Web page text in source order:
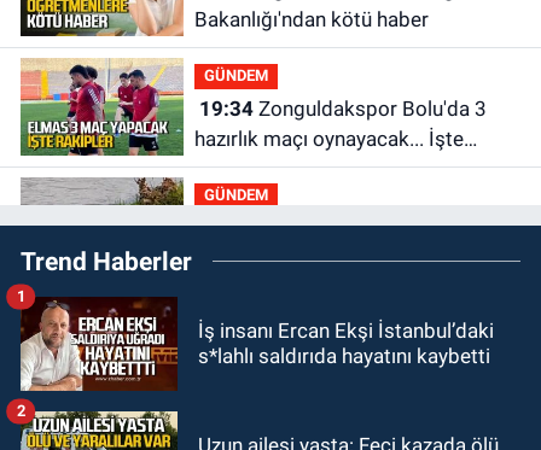
Bakanlığı'ndan kötü haber
GÜNDEM
19:34Zonguldakspor Bolu'da 3
hazırlık maçı oynayacak... İşte
rakipler...
GÜNDEM
19:27Çaycuma ırmağında görüldü:
Görenler şaşkınlık yaşadı
19:12TMO kabuklu fındık alım
Trend Haberler
İş insanı Ercan Ekşi İstanbul’daki
s*lahlı saldırıda hayatını kaybetti
1
Uzun ailesi yasta: Feci kazada ölü
2